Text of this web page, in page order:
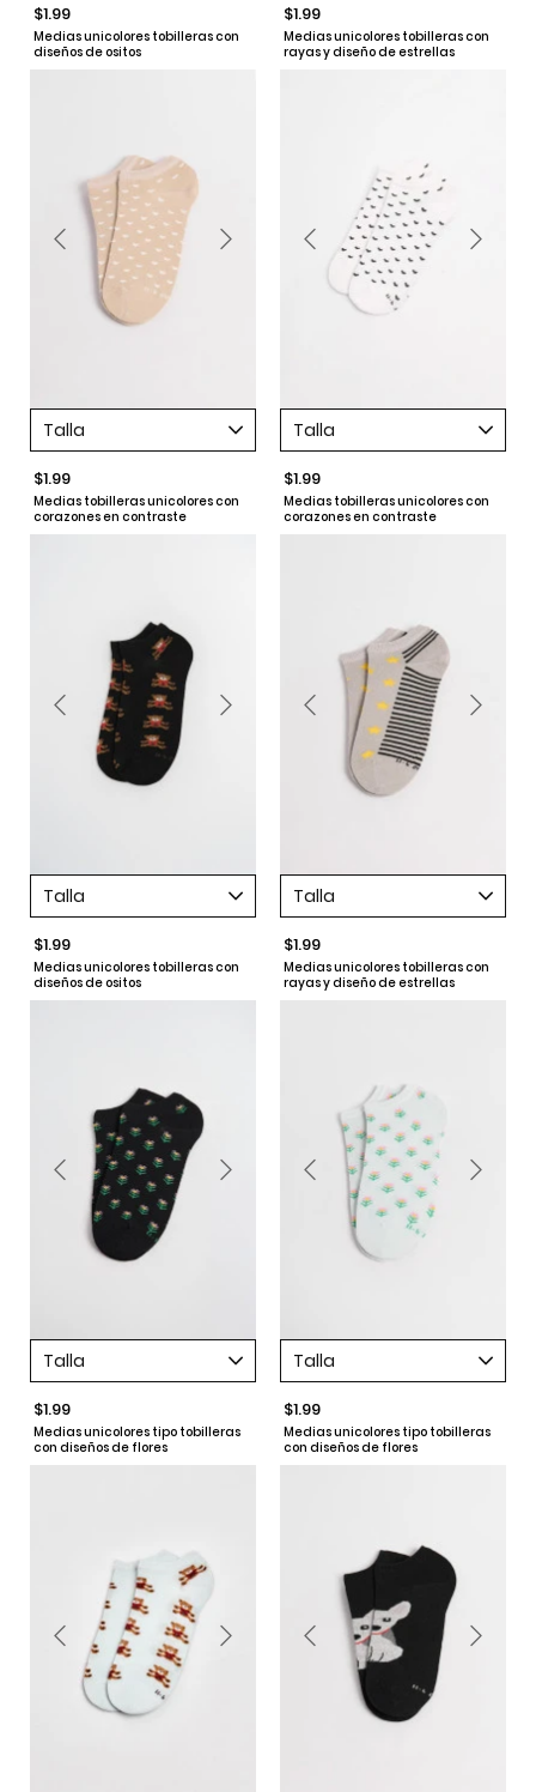
$1.99
Medias unicolores tobilleras con
diseños de ositos
$1.99
Medias unicolores tobilleras con
rayas y diseño de estrellas
Talla
$1.99
Medias tobilleras unicolores con
corazones en contraste
Talla
$1.99
Medias tobilleras unicolores con
corazones en contraste
Talla
$1.99
Medias unicolores tobilleras con
diseños de ositos
Talla
$1.99
Medias unicolores tobilleras con
rayas y diseño de estrellas
Talla
$1.99
Medias unicolores tipo tobilleras
con diseños de flores
Talla
$1.99
Medias unicolores tipo tobilleras
con diseños de flores